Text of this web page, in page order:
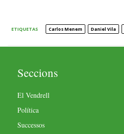
ETIQUETAS Carlos Menem Daniel Vila
Seccions
El Vendrell
Política
Successos